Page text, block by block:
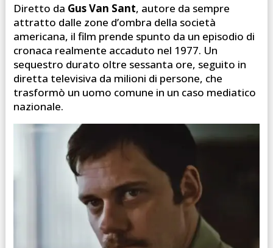
Diretto da Gus Van Sant, autore da sempre
attratto dalle zone d’ombra della società
americana, il film prende spunto da un episodio di
cronaca realmente accaduto nel 1977. Un
sequestro durato oltre sessanta ore, seguito in
diretta televisiva da milioni di persone, che
trasformò un uomo comune in un caso mediatico
nazionale.